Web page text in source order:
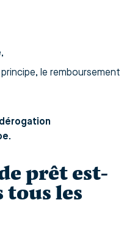
le remboursement
prêt est-
tous les